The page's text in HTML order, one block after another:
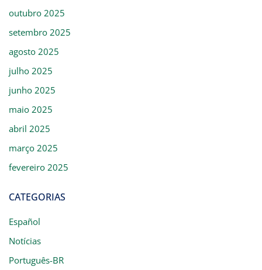
outubro 2025
setembro 2025
agosto 2025
julho 2025
junho 2025
maio 2025
abril 2025
março 2025
fevereiro 2025
CATEGORIAS
Español
Notícias
Português-BR